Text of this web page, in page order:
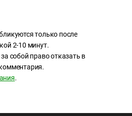
только после
2-10 минут.
собой право отказать в
.